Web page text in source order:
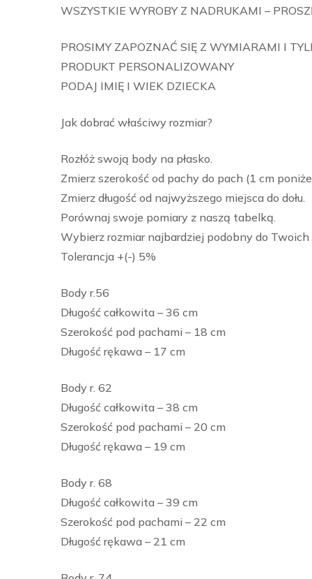
WSZYSTKIE WYROBY Z NADRUKAMI –
PROSIMY ZAPOZNAĆ SIĘ Z WYMIARAMI I
PRODUKT PERSONALIZOWANY
PODAJ IMIĘ I WIEK DZIECKA
Jak dobrać właściwy rozmiar?
Rozłóż swoją body na płasko.
Zmierz szerokość od pachy do pach (1 cm
Zmierz długość od najwyższego miejsca do dołu.
Porównaj swoje pomiary z naszą tabelką.
Wybierz rozmiar najbardziej podobny do Twoich
Tolerancja +(-) 5%
Body r.56
Długość całkowita – 36 cm
Szerokość pod pachami – 18 cm
Długość rękawa – 17 cm
Body r. 62
Długość całkowita – 38 cm
Szerokość pod pachami – 20 cm
Długość rękawa – 19 cm
Body r. 68
Długość całkowita – 39 cm
Szerokość pod pachami – 22 cm
Długość rękawa – 21 cm